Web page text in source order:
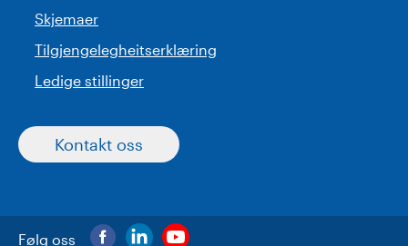
Skjemaer
Tilgjengelegheitserklæring
Ledige stillinger
Kontakt oss
Følg oss